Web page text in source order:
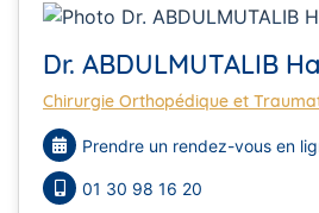
Dr. ABDULMUTALIB
Chirurgie Orthopédique et
Prendre un rendez-vous en
01 30 98 16 20